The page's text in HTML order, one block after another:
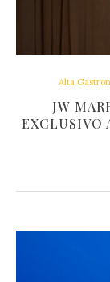
Alta
JW
EXCLUSIVO